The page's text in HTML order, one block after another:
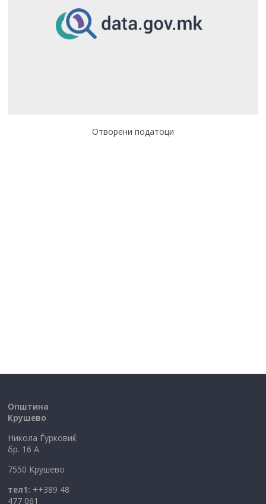
Отворени податоци
Општина
Крушево
Никола Ѓурковиќ
бр. 16 А
7550 Крушево
тел1: ++389 48
477 061